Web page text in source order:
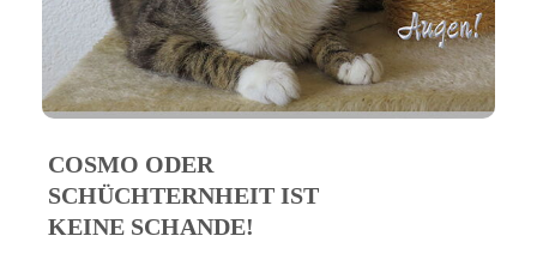
COSMO ODER
SCHÜCHTERNHEIT IST
KEINE SCHANDE!